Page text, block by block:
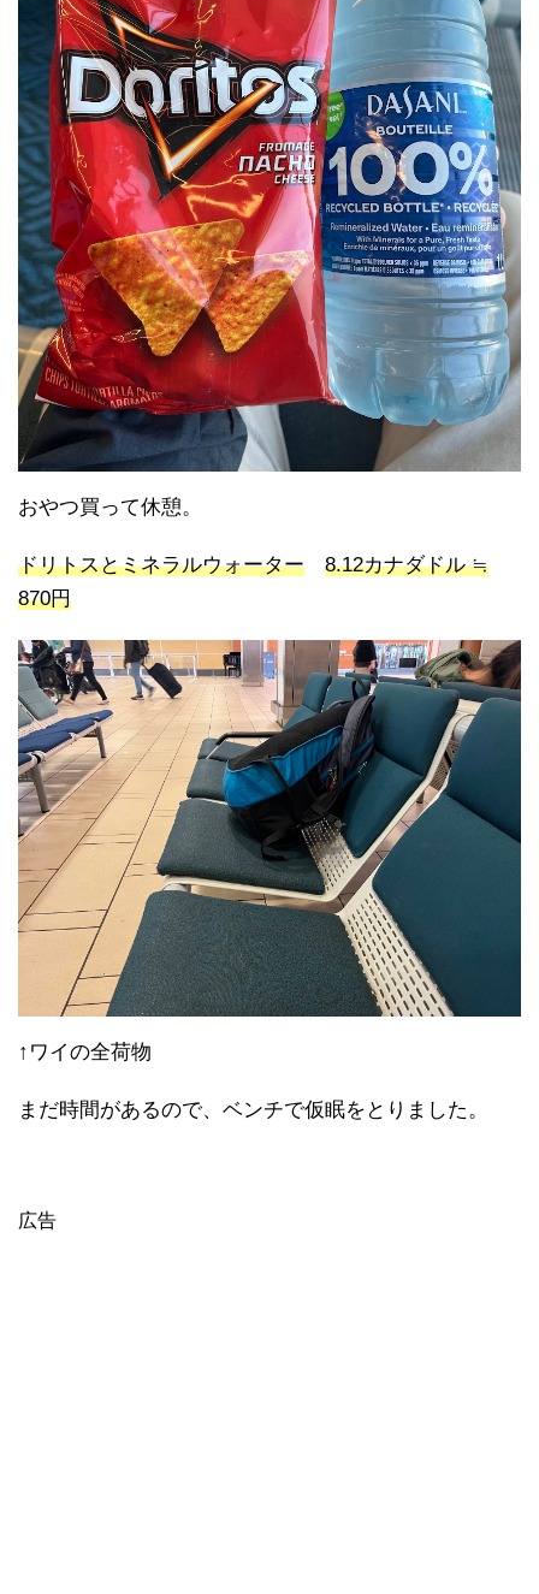
おやつ買って休憩。
ドリトスとミネラルウォーター
8.12カナダドル ≒
870円
↑ワイの全荷物
まだ時間があるので、ベンチで仮眠をとりました。
広告